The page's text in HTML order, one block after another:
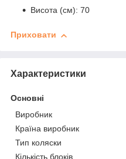
Висота (см): 70
Приховати
Характеристики
Основні
Виробник
Країна виробник
Тип коляски
Кількість блоків